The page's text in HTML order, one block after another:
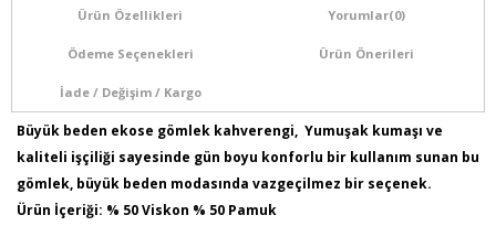
Ürün Özellikleri Yorumlar(0)
Ödeme Seçenekleri Ürün Önerileri
İade / Değişim / Kargo
Büyük beden ekose gömlek kahverengi, Yumuşak kumaşı ve
kaliteli işçiliği sayesinde gün boyu konforlu bir kullanım sunan bu
gömlek, büyük beden modasında vazgeçilmez bir seçenek.
Ürün İçeriği: % 50 Viskon % 50 Pamuk